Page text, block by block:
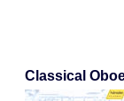
Classical